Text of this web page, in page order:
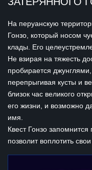
На перуанскую
Гонзо, который носом
клады. Его
Не взирая на тяжесть
пробирается
перепрыгивая кусты и
близок час великого
его жизни, и возможно
имя.
Квест Гонзо
позволит воплотить